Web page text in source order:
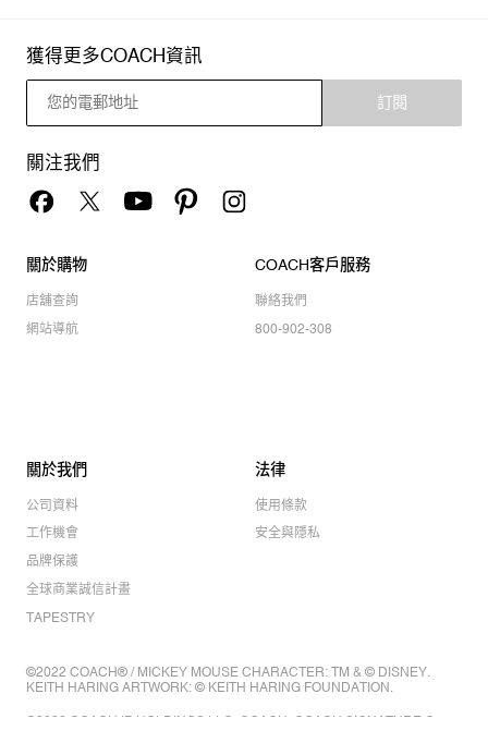
獲得更多COACH資訊
訂閱
關注我們
關於購物
店舖查詢
網站導航
COACH客戶服務
聯絡我們
800-902-308
關於我們
公司資料
工作機會
品牌保護
全球商業誠信計畫
TAPESTRY
法律
使用條款
安全與隱私
©2022 COACH® / MICKEY MOUSE CHARACTER: TM & © DISNEY.
KEITH HARING ARTWORK: © KEITH HARING FOUNDATION.
©2022 COACH IP HOLDINGS LLC. COACH, COACH SIGNATURE C